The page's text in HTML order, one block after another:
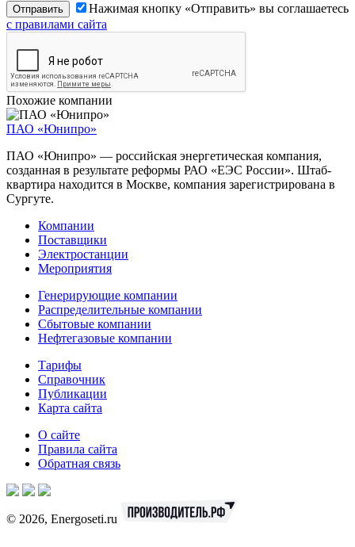
Нажимая кнопку «Отправить» вы соглашаетесь
с правилами сайта
Похожие компании
ПАО «Юнипро»
ПАО «Юнипро» — российская энергетическая компания,
созданная в результате реформы РАО «ЕЭС России». Штаб-
квартира находится в Москве, компания зарегистрирована в
Сургуте.
Компании
Поставщики
Электростанции
Мероприятия
Генерирующие компании
Распределительные компании
Сбытовые компании
Нефтегазовые компании
Тарифы
Справочник
Публикации
Карта сайта
О сайте
Правила сайта
Обратная связь
© 2026, Energoseti.ru